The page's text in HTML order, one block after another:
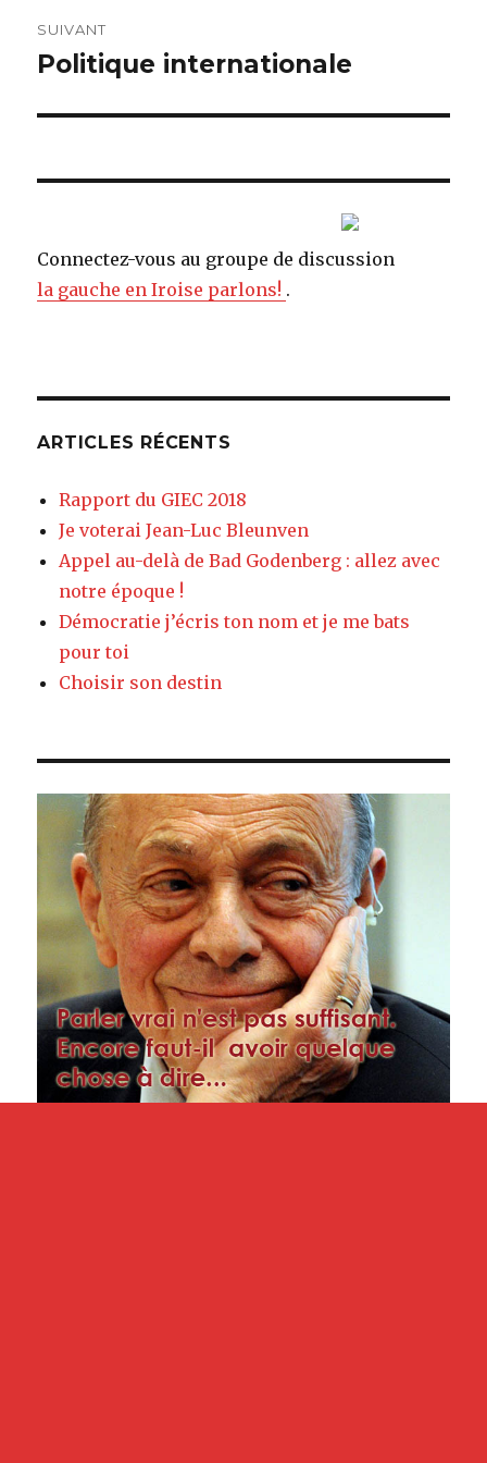
SUIVANT
Article
Politique internationale
Connectez-vous au groupe de discussion
la gauche en Iroise parlons! .
ARTICLES RÉCENTS
Rapport du GIEC 2018
Je voterai Jean-Luc Bleunven
Appel au-delà de Bad Godenberg : allez avec
notre époque !
Démocratie j’écris ton nom et je me bats
pour toi
Choisir son destin